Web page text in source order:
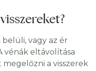
vagy az ér
vénák eltávolítása
a visszerek